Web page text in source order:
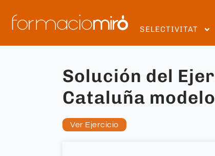
SELECTIVITAT
Solución del
Cataluña
Ver Ejercicio